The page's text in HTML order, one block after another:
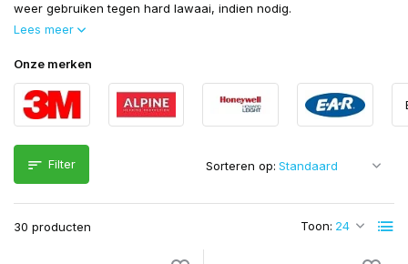
weer gebruiken tegen hard lawaai, indien nodig.
Lees meer
Onze merken
Filter
30 producten Toon:
Sorteren op: